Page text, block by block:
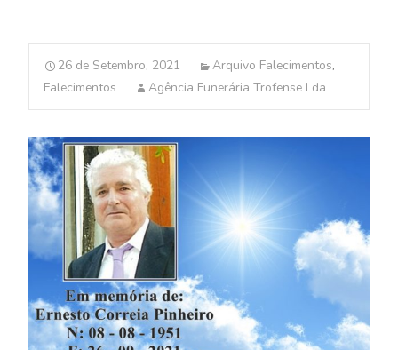
26 de Setembro, 2021 Arquivo Falecimentos,
Falecimentos
Agência Funerária Trofense Lda